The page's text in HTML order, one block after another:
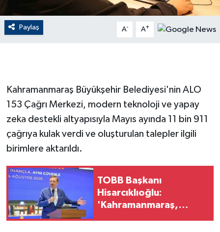
Paylaş A- A+
Kahramanmaraş Büyükşehir Belediyesi'nin ALO
153 Çağrı Merkezi, modern teknoloji ve yapay
zeka destekli altyapısıyla Mayıs ayında 11 bin 911
çağrıya kulak verdi ve oluşturulan talepler ilgili
birimlere aktarıldı.
TOBB Başkanı
Hisarcıklıoğlu:
'Kahramanmaraş,
Finans
GENEL
GÜNDEM
HABERDE İNSAN
İNSAN
İş Dünyası